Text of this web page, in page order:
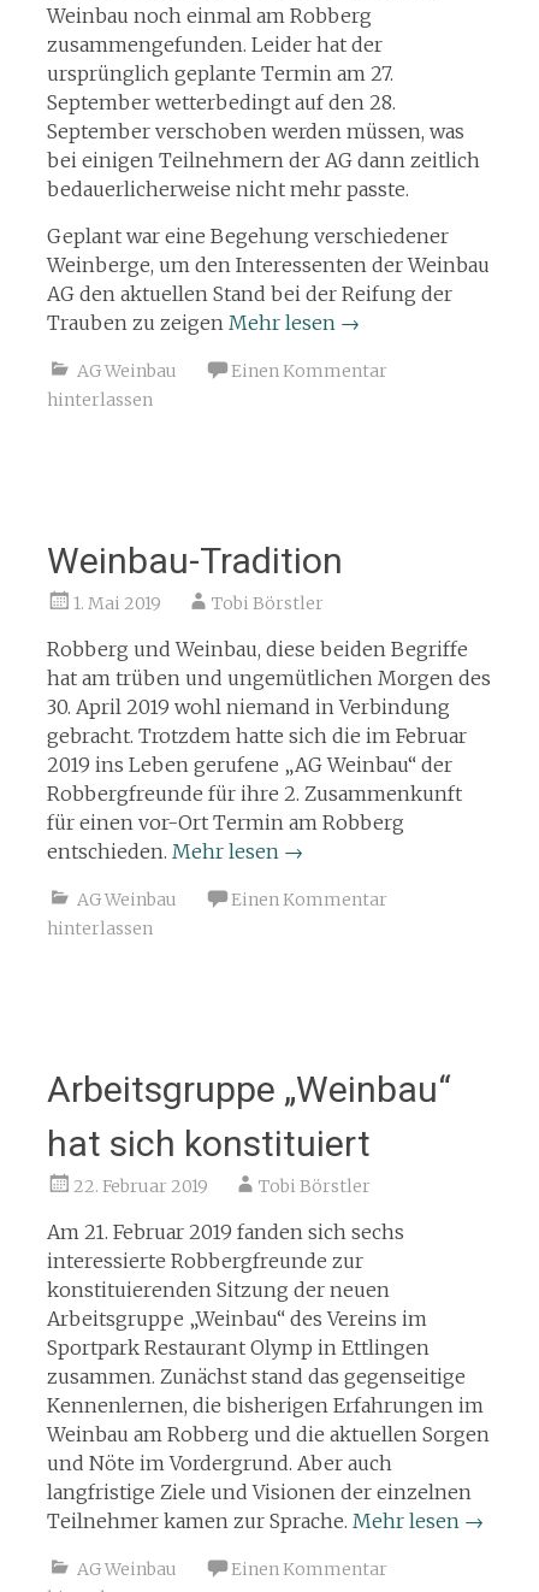
Weinbau noch einmal am Robberg
zusammengefunden. Leider hat der
ursprünglich geplante Termin am 27.
September wetterbedingt auf den 28.
September verschoben werden müssen, was
bei einigen Teilnehmern der AG dann zeitlich
bedauerlicherweise nicht mehr passte.
Geplant war eine Begehung verschiedener
Weinberge, um den Interessenten der Weinbau
AG den aktuellen Stand bei der Reifung der
Trauben zu zeigen Mehr lesen →
AG Weinbau
Einen Kommentar
hinterlassen
Weinbau-Tradition
1. Mai 2019 Tobi Börstler
Robberg und Weinbau, diese beiden Begriffe
hat am trüben und ungemütlichen Morgen des
30. April 2019 wohl niemand in Verbindung
gebracht. Trotzdem hatte sich die im Februar
2019 ins Leben gerufene „AG Weinbau“ der
Robbergfreunde für ihre 2. Zusammenkunft
für einen vor-Ort Termin am Robberg
entschieden. Mehr lesen →
AG Weinbau
Einen Kommentar
hinterlassen
Arbeitsgruppe „Weinbau“
hat sich konstituiert
22. Februar 2019 Tobi Börstler
Am 21. Februar 2019 fanden sich sechs
interessierte Robbergfreunde zur
konstituierenden Sitzung der neuen
Arbeitsgruppe „Weinbau“ des Vereins im
Sportpark Restaurant Olymp in Ettlingen
zusammen. Zunächst stand das gegenseitige
Kennenlernen, die bisherigen Erfahrungen im
Weinbau am Robberg und die aktuellen Sorgen
und Nöte im Vordergrund. Aber auch
langfristige Ziele und Visionen der einzelnen
Teilnehmer kamen zur Sprache. Mehr lesen →
AG Weinbau
Einen Kommentar